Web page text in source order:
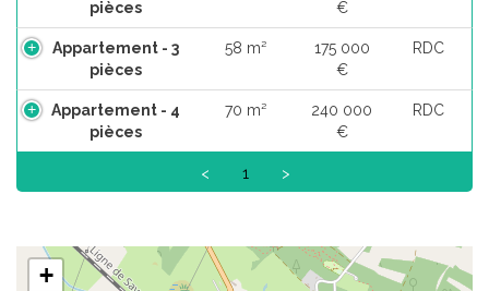
pièces
€
Appartement - 3
pièces
58 m²
175 000
€
RDC
Appartement - 4
pièces
70 m²
240 000
€
RDC
< 1 >
+